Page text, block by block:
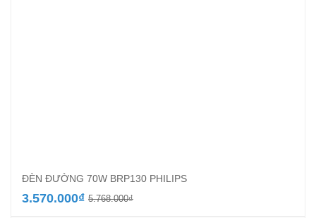
ĐÈN ĐƯỜNG 70W BRP130 PHILIPS
5.768.000₫Giá
3.570.000₫
Giá